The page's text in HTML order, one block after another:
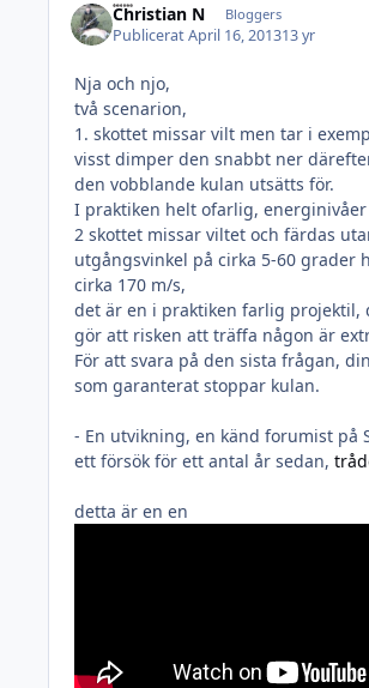
Christian N Bloggers
PubliceratApril 16, 201313 yr
Nja och njo,
två scenarion,
1. skottet missar vilt men tar i
visst dimper den snabbt ner
den vobblande kulan utsätts för.
I praktiken helt ofarlig,
2 skottet missar viltet och färdas
utgångsvinkel på cirka 5-60 grader
cirka 170 m/s,
det är en i praktiken farlig projektil,
gör att risken att träffa någon är
För att svara på den sista frågan,
som garanterat stoppar kulan.
- En utvikning, en känd forumist på
ett försök för ett antal år sedan,
detta är en en